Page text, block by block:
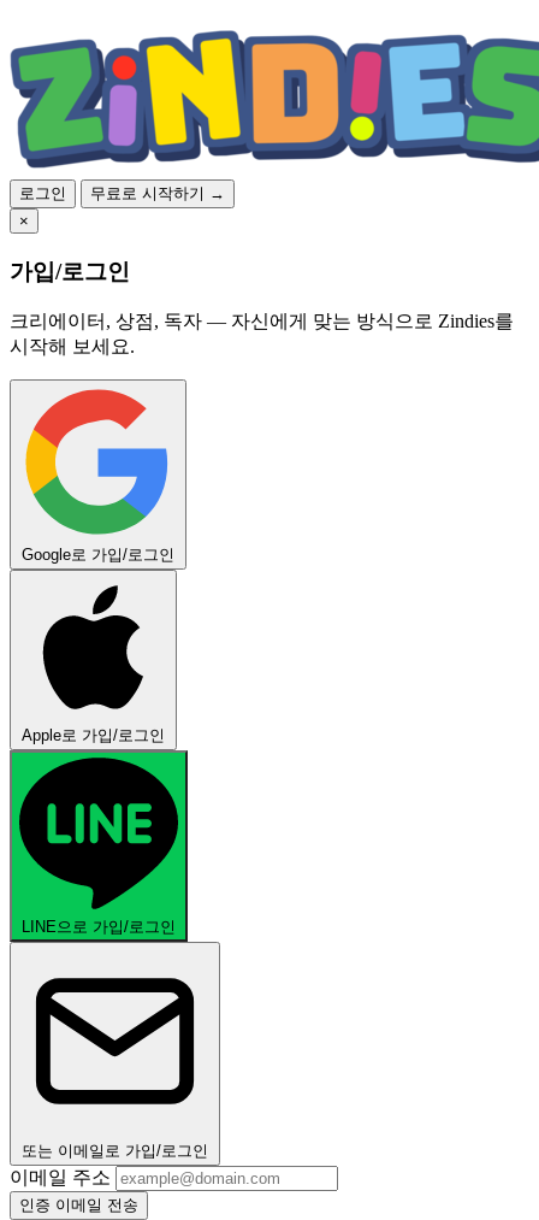
로그인
무료로 시작하기 →
×
가입/로그인
크리에이터, 상점, 독자 — 자신에게 맞는 방식으로 Zindies를
시작해 보세요.
Google로 가입/로그인
Apple로 가입/로그인
LINE으로 가입/로그인
또는 이메일로 가입/로그인
이메일 주소
인증 이메일 전송